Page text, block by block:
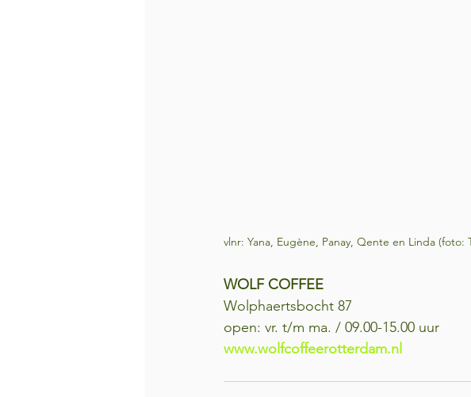
vlnr: Yana, Eugène, Panay, Qente en Linda (foto:
WOLF COFFEE
Wolphaertsbocht 87
open: vr. t/m ma. / 09.00-15.00 uur
www.wolfcoffeerotterdam.nl